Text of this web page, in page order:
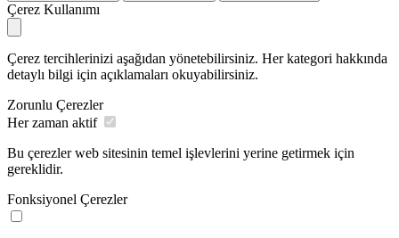
Çerez Kullanımı
Çerez tercihlerinizi aşağıdan yönetebilirsiniz. Her kategori hakkında
detaylı bilgi için açıklamaları okuyabilirsiniz.
Zorunlu Çerezler
Her zaman aktif
Bu çerezler web sitesinin temel işlevlerini yerine getirmek için
gereklidir.
Fonksiyonel Çerezler